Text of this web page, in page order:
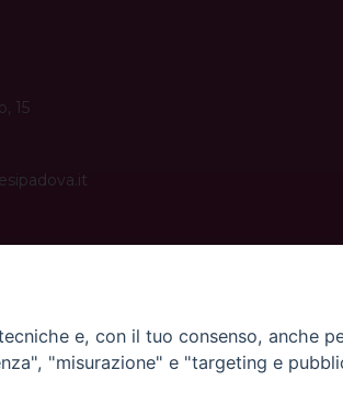
15
e, con il tuo consenso, anche
"misurazione" e "targeting e